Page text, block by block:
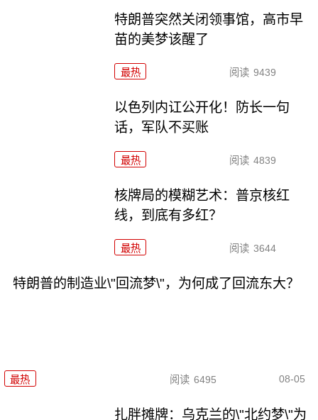
特朗普突然关闭领事馆，高市早
苗的美梦该醒了
最热 阅读 9439
以色列内讧公开化！防长一句
话，军队不买账
最热 阅读 4839
核牌局的模糊艺术：普京核红
线，到底有多红？
最热 阅读 3644
特朗普的制造业\"回流梦\"，为何成了回流东大？
最热 阅读 6495 08-05
扎胖摊牌：乌克兰的\"北约梦\"为